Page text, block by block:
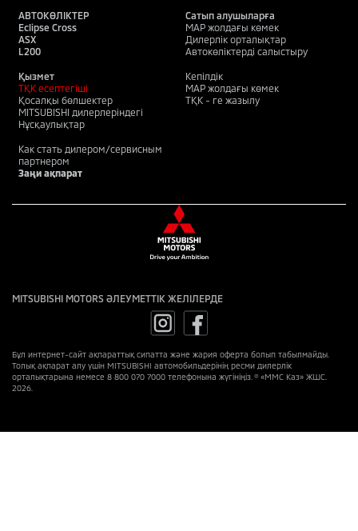
АВТОКӨЛІКТЕР
Eclipse Cross
ASX
L200
Сатып алушыларға
MAP жолдағы көмек
Дилерлік орталықтар
Автокөліктерді салыстыру
Қызмет
ТҚК есептегіші
Қосалқы бөлшектер
MITSUBISHI дилерлеріндегі
Нұсқаулықтар
Кепілдік
MAP жолдағы көмек
ТҚК - ге жазылу
Как стать дилером/сервисным
партнером
Заңи ақпарат
Бұл интернет-сайт ақпараттық сипатта және жария оферта болып табылмайды.
Толық ақпарат алу үшін MITSUBISHI автомобильдерінің ресми дилерлік
орталықтарына немесе 8 800 070 7000 телефонына жүгініңіз. © «ММС Каз» ЖШС.
2026.
MITSUBISHI MOTORS ӘЛЕУМЕТТІК ЖЕЛІЛЕРДЕ